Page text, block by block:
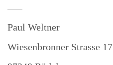
Paul Weltner
Wiesenbronner Strasse 17